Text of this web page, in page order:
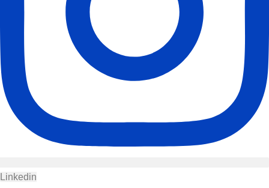
Linkedin